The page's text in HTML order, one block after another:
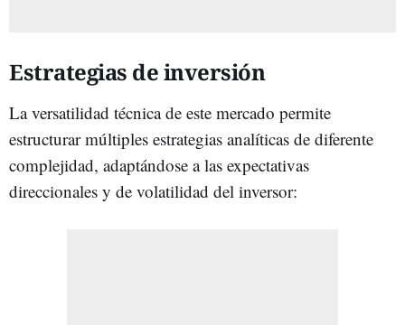
Estrategias de inversión
La versatilidad técnica de este mercado permite
estructurar múltiples estrategias analíticas de diferente
complejidad, adaptándose a las expectativas
direccionales y de volatilidad del inversor: